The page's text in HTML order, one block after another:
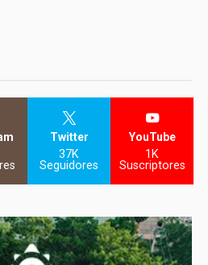
Twitter
37K
Seguidores
YouTube
1K
Suscriptores